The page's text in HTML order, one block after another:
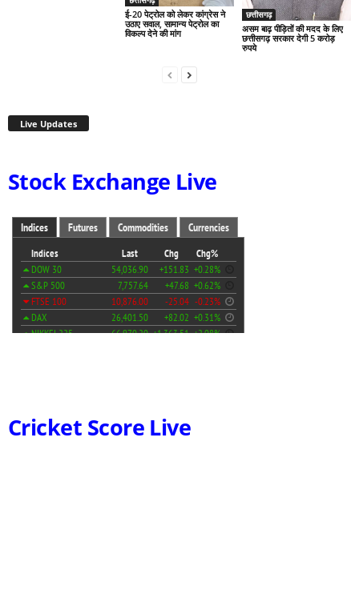
ई-20 पेट्रोल को लेकर कांग्रेस ने
उठाए सवाल, सामान्य पेट्रोल का
विकल्प देने की मांग
छत्तीसगढ़
असम बाढ़ पीड़ितों की मदद के लिए
छत्तीसगढ़ सरकार देगी 5 करोड़
रुपये
Live Updates
Stock Exchange Live
Cricket Score Live